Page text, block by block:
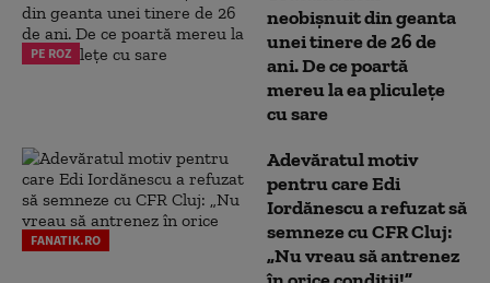
PE ROZ
neobișnuit din geanta
unei tinere de 26 de
ani. De ce poartă
mereu la ea pliculețe
cu sare
FANATIK.RO
Adevăratul motiv
pentru care Edi
Iordănescu a refuzat să
semneze cu CFR Cluj:
„Nu vreau să antrenez